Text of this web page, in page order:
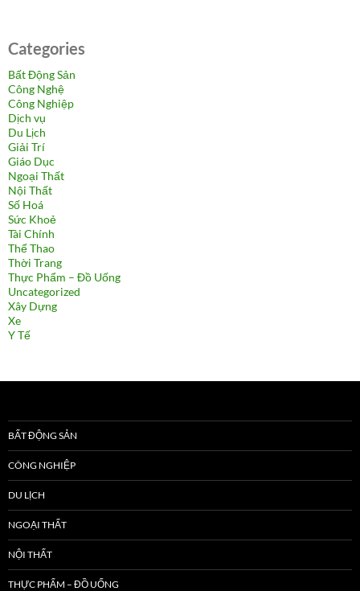
Categories
Bất Động Sản
Công Nghệ
Công Nghiệp
Dịch vụ
Du Lịch
Giải Trí
Giáo Dục
Ngoại Thất
Nội Thất
Số Hoá
Sức Khoẻ
Tài Chính
Thể Thao
Thời Trang
Thực Phẩm – Đồ Uống
Uncategorized
Xây Dựng
Xe
Y Tế
BẤT ĐỘNG SẢN
CÔNG NGHIỆP
DU LỊCH
NGOẠI THẤT
NỘI THẤT
THỰC PHẨM – ĐỒ UỐNG